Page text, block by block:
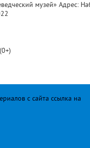
музей» Адрес:
с сайта ссылка на